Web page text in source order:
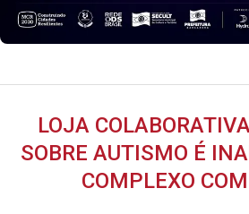
LOJA
SOBRE AUTISMO É
COMPLEXO